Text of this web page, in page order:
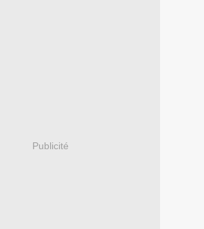
Publicité